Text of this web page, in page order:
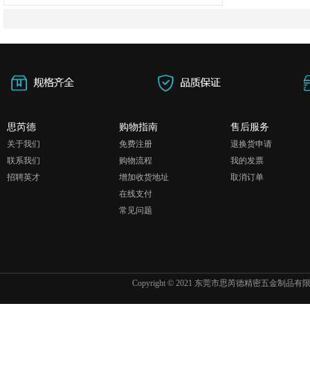
思芮德
关于我们
联系我们
招聘英才
购物指南
免费注册
购物流程
增加收货地址
在线支付
常见问题
售后服务
退换货申请
我的发票
取消订单
Copyright © 2021 东莞市思芮德精密五金制品有